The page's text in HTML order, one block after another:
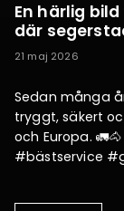
En härlig
där
21 maj 2026
Sedan många
tryggt, säkert
och Europa.
#bästservice